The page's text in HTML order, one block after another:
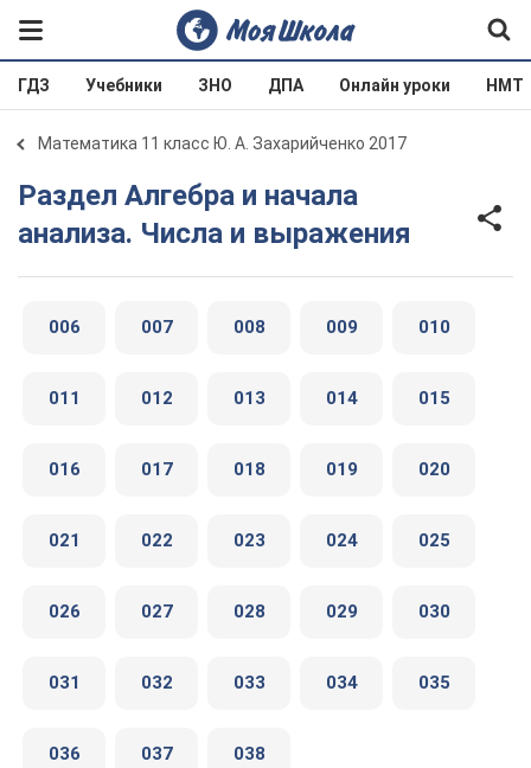
ГДЗ Учебники ЗНО ДПА Онлайн уроки НМТ
Математика 11 класс Ю. А. Захарийченко 2017
Раздел Алгебра и начала
анализа. Числа и выражения
006 007 008 009 010
011 012 013 014 015
016 017 018 019 020
021 022 023 024 025
026 027 028 029 030
031 032 033 034 035
036 037 038